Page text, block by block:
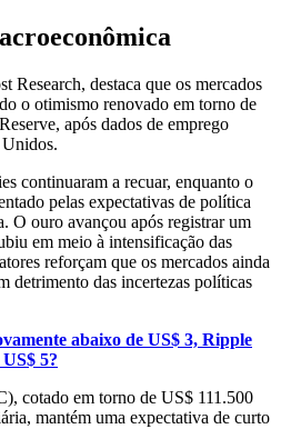
Research, destaca que os mercados
o otimismo renovado em torno de
após dados de emprego
Unidos.
continuaram a recuar, enquanto o
pelas expectativas de política
O ouro avançou após registrar um
em meio à intensificação das
reforçam que os mercados ainda
detrimento das incertezas políticas
abaixo de US$ 3, Ripple
5?
cotado em torno de US$ 111.500
mantém uma expectativa de curto